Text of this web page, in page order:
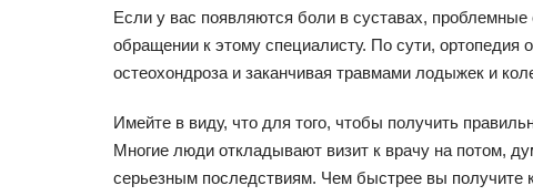
Если у вас появляются боли в суставах,
обращении к этому специалисту. По сути, ортопедия
остеохондроза и заканчивая травмами лодыжек и
Имейте в виду, что для того, чтобы получить
Многие люди откладывают визит к врачу на потом,
серьезным последствиям. Чем быстрее вы получите